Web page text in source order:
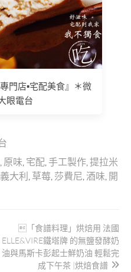
門店▪宅配美食』＊微
眼電台
原味 宅配 手工製作 提拉米
義大利 草莓 莎費尼 酒味 開
「食譜料理」烘焙用 法國
ELLE&VIRE鐵塔牌 的無鹽發酵奶
油與馬斯卡彭起士鮮奶油 輕鬆完
成下午茶 |烘焙食譜